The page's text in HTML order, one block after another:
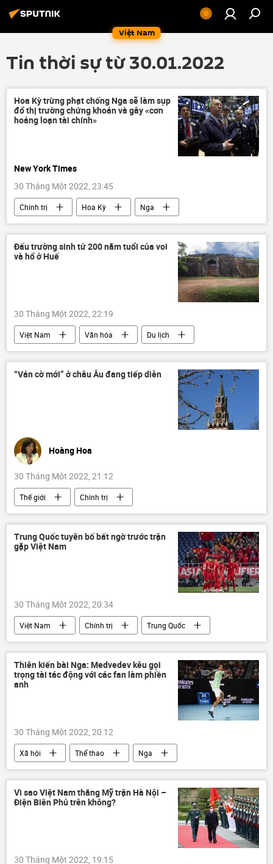
Việt Nam
Tin thời sự từ 30.01.2022
Hoa Kỳ trừng phạt chống Nga sẽ làm sụp
đổ thị trường chứng khoán và gây «cơn
hoảng loạn tài chính»
New York Times
30 Tháng Một 2022, 23:45
Chính trị Hoa Kỳ
Nga
Kinh tế
Báo chí thế giới
Đấu trường sinh tử 200 năm tuổi của voi
và hổ ở Huế
30 Tháng Một 2022, 22:19
Việt Nam Văn hóa
Du lịch
Huế
“Ván cờ mới” ở châu Âu đang tiếp diễn
Hoàng Hoa
30 Tháng Một 2022, 21:12
Thế giới
Chính trị
Quan điểm-Ý kiến
Sergey Lavrov
Vladimir Putin
Hoa Kỳ
Nga
NATO
Trung Quốc tuyên bố bất ngờ trước trận
gặp Việt Nam
30 Tháng Một 2022, 20:34
Việt Nam Chính trị Trung Quốc
Thiên kiến bài Nga: Medvedev kêu gọi
trọng tài tác động với các fan làm phiền
anh
30 Tháng Một 2022, 20:12
Xã hội Thể thao
Nga
quần vợt
Australia
Daniil Medvedev
Vì sao Việt Nam thắng Mỹ trận Hà Nội –
Điện Biên Phủ trên không?
30 Tháng Một 2022, 19:15